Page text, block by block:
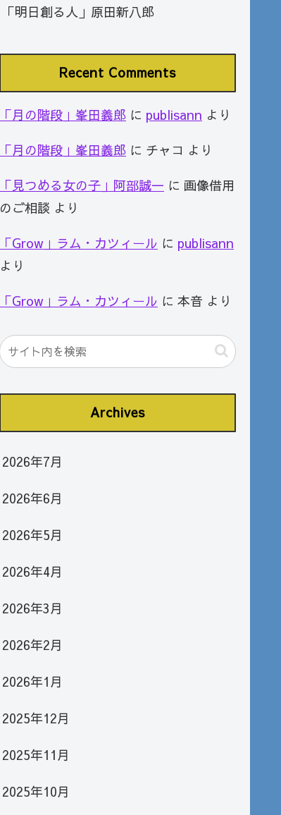
「明日創る人」原田新八郎
Recent Comments
「月の階段」峯田義郎 に publisann より
「月の階段」峯田義郎 に チャコ より
「見つめる女の子」阿部誠一 に 画像借用
のご相談 より
「Grow」ラム・カツィール に publisann
より
「Grow」ラム・カツィール に 本音 より
Archives
2026年7月
2026年6月
2026年5月
2026年4月
2026年3月
2026年2月
2026年1月
2025年12月
2025年11月
2025年10月